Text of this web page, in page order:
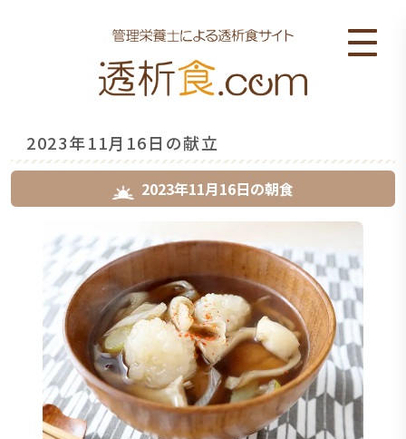
2023年11月16日の献立
2023年11月16日の朝食